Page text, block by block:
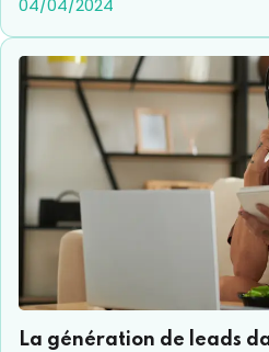
plus en plus concurrentielle
pression constante pour
remplissage de leur location
La génération de leads